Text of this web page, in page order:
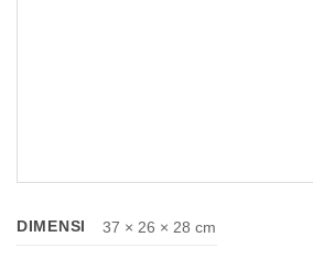
DIMENSI 37 × 26 × 28 cm